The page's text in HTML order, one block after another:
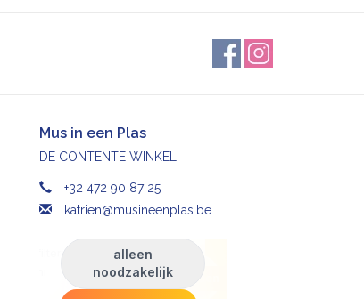
Mus in een Plas
DE CONTENTE WINKEL
+32 472 90 87 25
katrien@musineenplas.be